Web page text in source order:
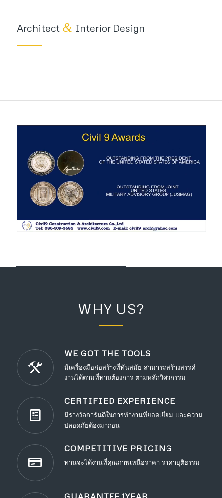
Architect &Interior Design
WHY US?
WE GOT THE TOOLS
มีเครื่องมือก่อสร้างที่ทันสมัย สามารถสร้างสรรค์
งานได้ตามที่ท่านต้องการ ตามหลักวิศวกรรม
CERTIFIED EXPERIENCE
มีรางวัลการันตีในการทำงานที่ยอดเยี่ยม และความ
ปลอดภัยต้องมาก่อน
COMPETITIVE PRICING
ท่านจะได้งานที่คุณภาพเหนือราคา ราคายุติธรรม